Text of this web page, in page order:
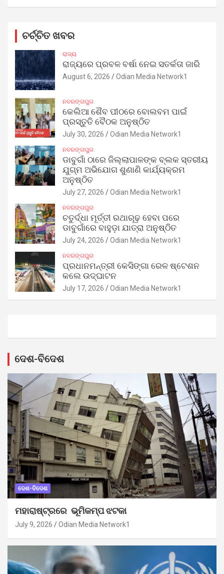
ଚର୍ଚ୍ଚିତ ଖବର
ରାଜ୍ୟ
ରାଜ୍ୟରେ ପ୍ରବଳ ବର୍ଷା ନେଇ ସତର୍କତା ଜାରି
August 6, 2026 Odian Media Network1
ନବରଙ୍ଗପୁର
କେଲିଆ ଶୈବ ପୀଠରେ ବୋଲବମ ପାଇଁ
ପ୍ରସ୍ତୁତି ବୈଠକ ଅନୁଷ୍ଠିତ
July 30, 2026 Odian Media Network1
ନବରଙ୍ଗପୁର
ଡାବୁଗାଁ ଠାରେ ଜିଲ୍ଲାପାଳଙ୍କ ବ୍ଲକ ସ୍ତରୀୟ
ଯୁଗ୍ମ ଅଭିଯୋଗ ଶୁଣାଣି କାର୍ଯ୍ୟକ୍ରମ
ଅନୁଷ୍ଠିତ
July 27, 2026 Odian Media Network1
ନବରଙ୍ଗପୁର
ଚତୁର୍ଦ୍ଧା ମୂର୍ତ୍ତୀ ରଥାରୂଢ଼ ହେବା ପରେ
ଡାବୁଗାଁରେ ବାହୁଡ଼ା ଯାତ୍ରା ଅନୁଷ୍ଠିତ
July 24, 2026 Odian Media Network1
ନବରଙ୍ଗପୁର
ପ୍ରଧାନମନ୍ତ୍ରୀ କେସିଙ୍ଗା ରେଳ ଷ୍ଟେଶନ
କଲେ ଉଦ୍‌ଘାଟନ
July 17, 2026 Odian Media Network1
ଦେଶ-ବିଦେଶ
ଦେଶ-ବିଦେଶ
ମହାରାଷ୍ଟ୍ରରେ ଭୂମିକମ୍ପ ଝଟକା
July 9, 2026 Odian Media Network1